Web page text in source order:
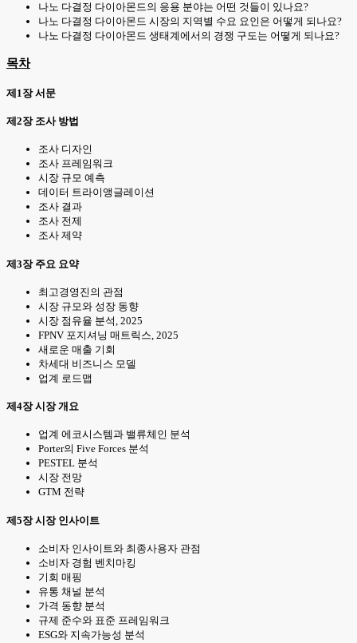
나노 다결정 다이아몬드의 응용 분야는 어떤 것들이 있나요?
나노 다결정 다이아몬드 시장의 지역별 수요 요인은 어떻게 되나요?
나노 다결정 다이아몬드 생태계에서의 경쟁 구도는 어떻게 되나요?
목차
제1장 서문
제2장 조사 방법
조사 디자인
조사 프레임워크
시장 규모 예측
데이터 트라이앵글레이션
조사 결과
조사 전제
조사 제약
제3장 주요 요약
최고경영진의 관점
시장 규모와 성장 동향
시장 점유율 분석, 2025
FPNV 포지셔닝 매트릭스, 2025
새로운 매출 기회
차세대 비즈니스 모델
업계 로드맵
제4장 시장 개요
업계 에코시스템과 밸류체인 분석
Porter의 Five Forces 분석
PESTEL 분석
시장 전망
GTM 전략
제5장 시장 인사이트
소비자 인사이트와 최종사용자 관점
소비자 경험 벤치마킹
기회 매핑
유통 채널 분석
가격 동향 분석
규제 준수와 표준 프레임워크
ESG와 지속가능성 분석